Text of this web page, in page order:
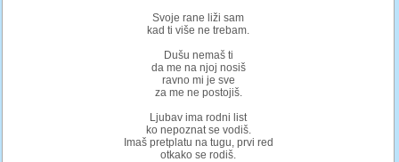
Svoje rane liži sam
kad ti više ne trebam.
Dušu nemaš ti
da me na njoj nosiš
ravno mi je sve
za me ne postojiš.
Ljubav ima rodni list
ko nepoznat se vodiš.
Imaš pretplatu na tugu, prvi red
otkako se rodiš.